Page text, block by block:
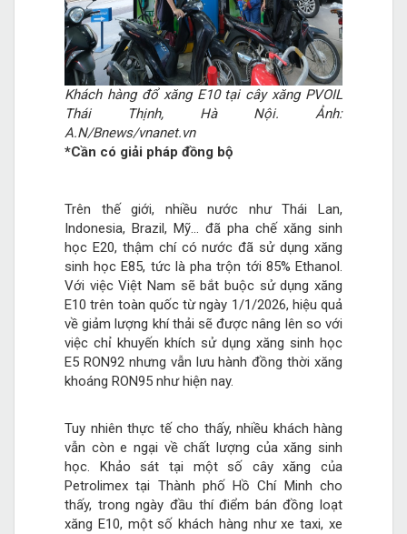
Khách hàng đổ xăng E10 tại cây xăng PVOIL
Thái Thịnh, Hà Nội. Ảnh:
A.N/Bnews/vnanet.vn
*Cần có giải pháp đồng bộ
Trên thế giới, nhiều nước như Thái Lan,
Indonesia, Brazil, Mỹ... đã pha chế xăng sinh
học E20, thậm chí có nước đã sử dụng xăng
sinh học E85, tức là pha trộn tới 85% Ethanol.
Với việc Việt Nam sẽ bắt buộc sử dụng xăng
E10 trên toàn quốc từ ngày 1/1/2026, hiệu quả
về giảm lượng khí thải sẽ được nâng lên so với
việc chỉ khuyến khích sử dụng xăng sinh học
E5 RON92 nhưng vẫn lưu hành đồng thời xăng
khoáng RON95 như hiện nay.
Tuy nhiên thực tế cho thấy, nhiều khách hàng
vẫn còn e ngại về chất lượng của xăng sinh
học. Khảo sát tại một số cây xăng của
Petrolimex tại Thành phố Hồ Chí Minh cho
thấy, trong ngày đầu thí điểm bán đồng loạt
xăng E10, một số khách hàng như xe taxi, xe